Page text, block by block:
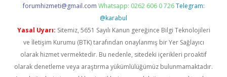
forumhizmeti@gmail.com Whatsapp: 0262 606 0 726 Telegram:
@karabul
Yasal Uyarı: Sitemiz, 5651 Sayılı Kanun gereğince Bilgi Teknolojileri
ve İletişim Kurumu (BTK) tarafından onaylanmış bir Yer Sağlayıcı
olarak hizmet vermektedir. Bu nedenle, sitedeki içerikleri proaktif
olarak denetleme veya araştırma yükümlülüğümüz bulunmamaktadır.